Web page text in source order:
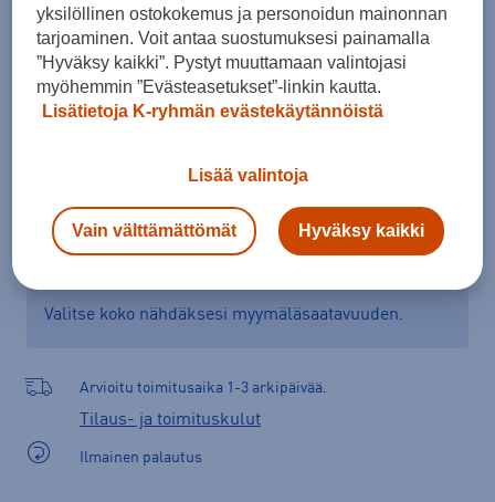
Kokotaulukko
Lisää ostoskoriin
Tarkista saatavuus ja tilaa myymälästä
Verkkokauppa: Ei saatavillaMyymälät:
Valitse koko nähdäksesi myymäläsaatavuuden.
Arvioitu toimitusaika 1-3 arkipäivää.
Tilaus- ja toimituskulut
Ilmainen palautus
yksilöllinen ostokokemus ja personoidun mainonnan
tarjoaminen. Voit antaa suostumuksesi painamalla
”Hyväksy kaikki”. Pystyt muuttamaan valintojasi
myöhemmin ”Evästeasetukset”-linkin kautta.
Lisätietoja K-ryhmän evästekäytännöistä
Lisää valintoja
Vain välttämättömät Hyväksy kaikki